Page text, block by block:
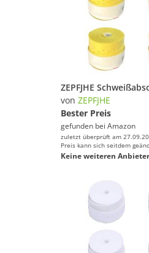
von ZEPFJHE
Bester Preis
gefunden bei Amazon
zuletzt überprüft am
Preis kann sich seitdem
Keine weiteren Anbieter